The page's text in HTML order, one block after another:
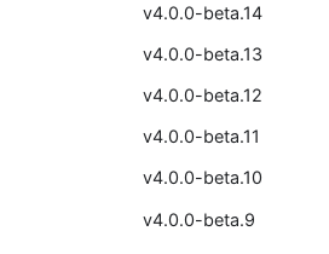
v4.0.0-beta.14
v4.0.0-beta.13
v4.0.0-beta.12
v4.0.0-beta.11
v4.0.0-beta.10
v4.0.0-beta.9